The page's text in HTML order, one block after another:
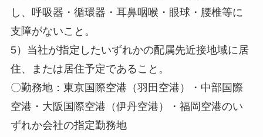
し、呼吸器・循環器・耳鼻咽喉・眼球・腰椎等に
支障がないこと。
5）当社が指定したいずれかの配属先近接地域に居
住、または居住予定であること。
〇勤務地：東京国際空港（羽田空港）・中部国際
空港・大阪国際空港（伊丹空港）・福岡空港のい
ずれか会社の指定勤務地